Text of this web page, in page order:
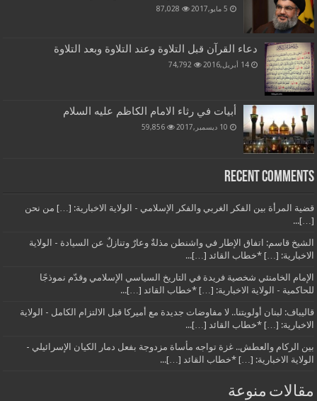
5 مايو,2017 87,028
دعاء القرآن قبل التلاوة وعند التلاوة وبعد التلاوة
14 أبريل,2016 74,792
أبيات في رثاء الامام الكاظم عليه السلام
10 ديسمبر,2017 59,856
Recent Comments
قضية المرأة بين الفكر الغربي والفكر الإسلامي - الولاية الاخبارية: […] من نحن
[…]...
الشيخ قاسم: اتفاق الإطار في واشنطن مذلةٌ وعارٌ وتنازلٌ عن السيادة - الولاية
الاخبارية: […] *خطاب القائد […]...
الإمام الخامنئي شخصية فريدة في التاريخ السياسي الإسلامي وقدّم نموذجًا
للحاكمية - الولاية الاخبارية: […] *خطاب القائد […]...
قاليباف: لبنان أولويتنا.. لا مفاوضات جديدة مع أميركا قبل الالتزام الكامل - الولاية
الاخبارية: […] *خطاب القائد […]...
بين الركام والعطش.. غزة تواجه مأساة مزدوجة بفعل دمار الكيان الإسرائيلي -
الولاية الاخبارية: […] *خطاب القائد […]...
مقالات منوعة